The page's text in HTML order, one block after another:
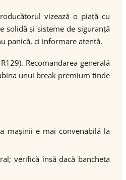
vizează o piață cu
solidă și sisteme de siguranță
panică, ci informare atentă.
Recomandarea generală
unui break premium tinde
mașinii e mai convenabilă la
verifică însă dacă bancheta